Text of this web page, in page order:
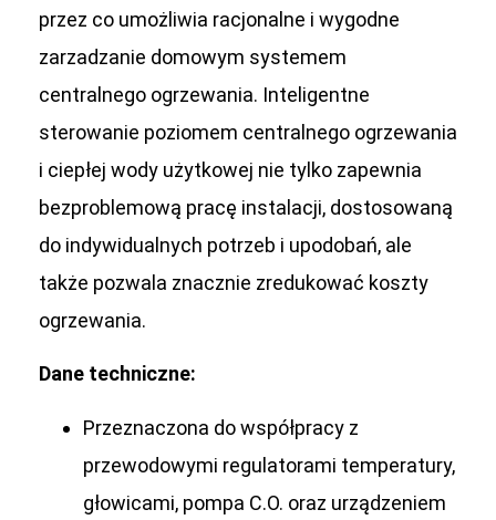
przez co umożliwia racjonalne i wygodne
zarzadzanie domowym systemem
centralnego ogrzewania. Inteligentne
sterowanie poziomem centralnego ogrzewania
i ciepłej wody użytkowej nie tylko zapewnia
bezproblemową pracę instalacji, dostosowaną
do indywidualnych potrzeb i upodobań, ale
także pozwala znacznie zredukować koszty
ogrzewania.
Dane techniczne:
Przeznaczona do współpracy z
przewodowymi regulatorami temperatury,
głowicami, pompa C.O. oraz urządzeniem